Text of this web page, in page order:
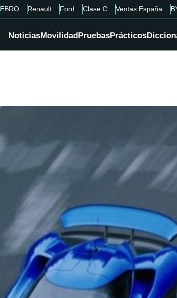
EBRO Renault Ford Clase C Ventas España
NoticiasMovilidadPruebasPrácticos